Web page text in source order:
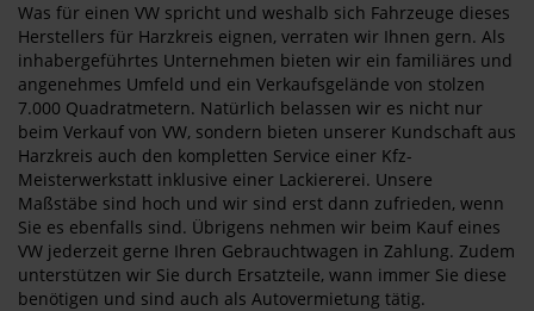
Was für einen VW spricht und weshalb sich Fahrzeuge dieses
Herstellers für Harzkreis eignen, verraten wir Ihnen gern. Als
inhabergeführtes Unternehmen bieten wir ein familiäres und
angenehmes Umfeld und ein Verkaufsgelände von stolzen
7.000 Quadratmetern. Natürlich belassen wir es nicht nur
beim Verkauf von VW, sondern bieten unserer Kundschaft aus
Harzkreis auch den kompletten Service einer Kfz-
Meisterwerkstatt inklusive einer Lackiererei. Unsere
Maßstäbe sind hoch und wir sind erst dann zufrieden, wenn
Sie es ebenfalls sind. Übrigens nehmen wir beim Kauf eines
VW jederzeit gerne Ihren Gebrauchtwagen in Zahlung. Zudem
unterstützen wir Sie durch Ersatzteile, wann immer Sie diese
benötigen und sind auch als Autovermietung tätig.